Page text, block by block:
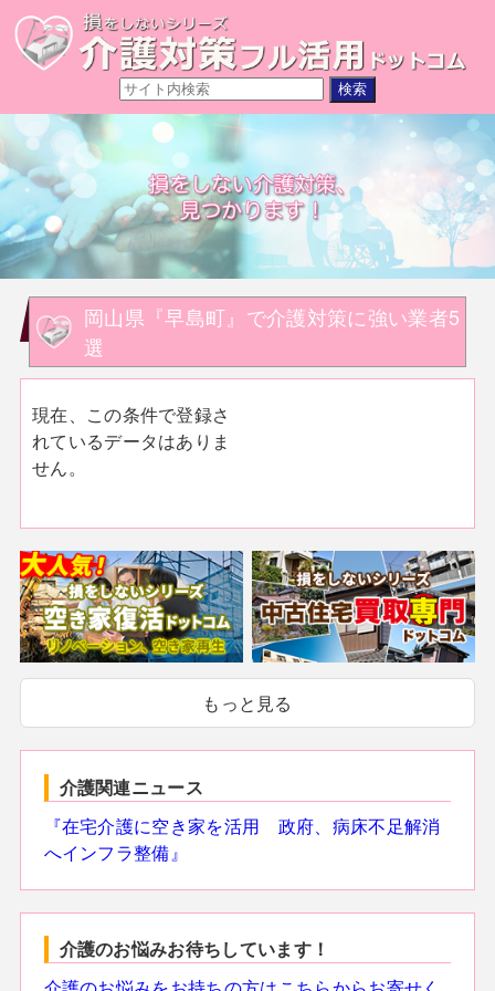
岡山県『早島町』で介護対策に強い業者5
選
現在、この条件で登録さ
れているデータはありま
せん。
もっと見る
介護関連ニュース
『在宅介護に空き家を活用 政府、病床不足解消
へインフラ整備』
介護のお悩みお待ちしています！